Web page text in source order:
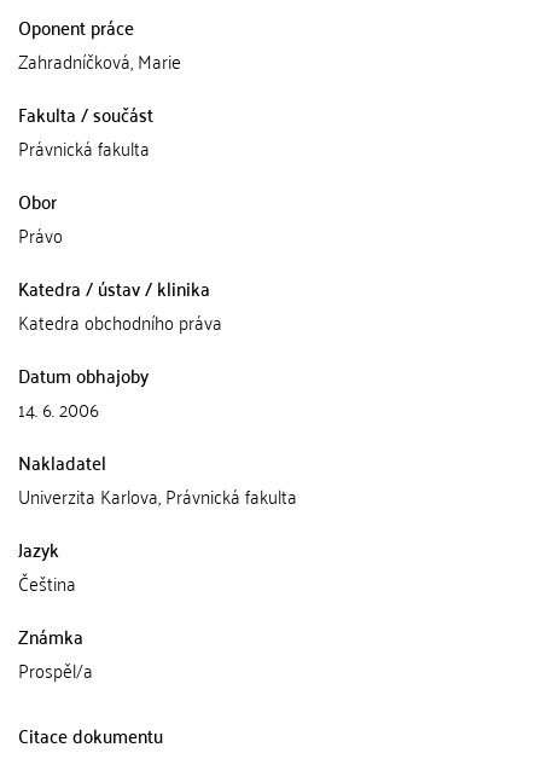
Oponent práce
Zahradníčková, Marie
Fakulta / součást
Právnická fakulta
Obor
Právo
Katedra / ústav / klinika
Katedra obchodního práva
Datum obhajoby
14. 6. 2006
Nakladatel
Univerzita Karlova, Právnická fakulta
Jazyk
Čeština
Známka
Prospěl/a
Citace dokumentu